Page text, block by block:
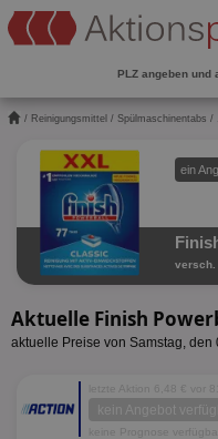
PLZ angeben und
/ Reinigungsmittel / Spülmaschinentabs /
ein
versch.
Aktuelle Finish
aktuelle Preise von Samstag, den
letzte Aktion 6,48 € vor
kein Angebot
keine Prognose verfügbar